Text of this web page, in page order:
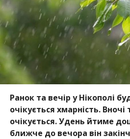
Ранок та вечір у Нікополі
очікується хмарність. Вночі
очікується. Удень йтиме
ближче до вечора він